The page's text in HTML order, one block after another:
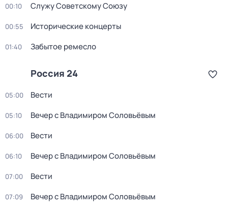
00:10 Служу Советскому Союзу
00:55 Исторические концерты
01:40 Забытое ремесло
Россия 24
05:00 Вести
05:10 Вечер с Владимиром Соловьёвым
06:00 Вести
06:10 Вечер с Владимиром Соловьёвым
07:00 Вести
07:09 Вечер с Владимиром Соловьёвым